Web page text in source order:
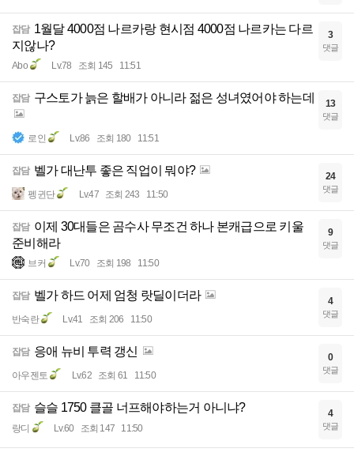
잡담 1월달 4000점 나르카랑 현시점 4000점 나르카는 다르
지않나?
Abo Lv.78 조회 145 11:51
3
댓글
잡담 구스토가 늙은 할배가 아니라 젊은 성녀였어야 하는데
로인 Lv.86 조회 180 11:51
13
댓글
잡담 벨가 대난투 좋은 직업이 뭐야?
펭귄단 Lv.47 조회 243 11:50
24
댓글
잡담 이제 30대들은 곰수사 무조건 하나 본캐급으로 키울
준비해라
브커 Lv.70 조회 198 11:50
9
댓글
잡담 벨가 하드 어제 엄청 랏딜이더라
반숙란 Lv.41 조회 206 11:50
4
댓글
잡담 응애 뉴비 투력 갱신
아우젠토 Lv.62 조회 61 11:50
0
댓글
잡담 슬슬 1750 클골 너프해야하는거 아니냐?
랑디 Lv.60 조회 147 11:50
4
댓글